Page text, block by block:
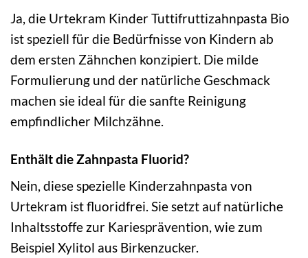
Ja, die Urtekram Kinder Tuttifruttizahnpasta Bio
ist speziell für die Bedürfnisse von Kindern ab
dem ersten Zähnchen konzipiert. Die milde
Formulierung und der natürliche Geschmack
machen sie ideal für die sanfte Reinigung
empfindlicher Milchzähne.
Enthält die Zahnpasta Fluorid?
Nein, diese spezielle Kinderzahnpasta von
Urtekram ist fluoridfrei. Sie setzt auf natürliche
Inhaltsstoffe zur Kariesprävention, wie zum
Beispiel Xylitol aus Birkenzucker.